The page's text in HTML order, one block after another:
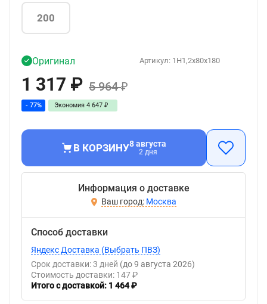
200
Артикул: 1H1,2x80x180
Оригинал
1 317 ₽ 5 964₽
- 77% Экономия 4 647 ₽
В КОРЗИНУ8 августа
2 дня
Информация о доставке
Москва
Способ доставки
Яндекс Доставка (Выбрать ПВЗ)
Срок доставки: 3 дней (до 9 августа 2026)
Стоимость доставки: 147 ₽
Итого с доставкой: 1 464 ₽